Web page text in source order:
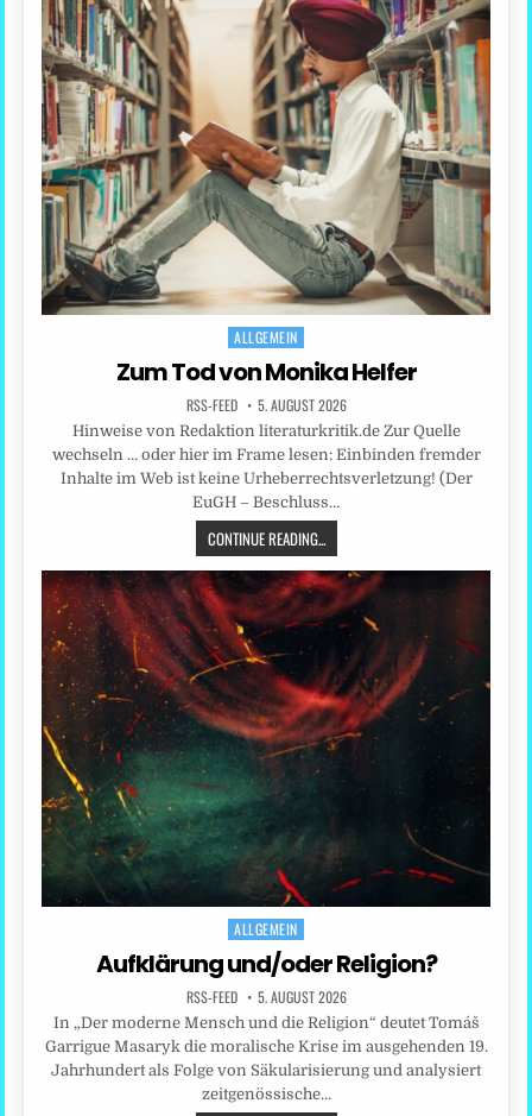
Posted
ALLGEMEIN
Zum Tod von Monika Helfer
RSS-FEED 5. AUGUST 2026
Hinweise von Redaktion literaturkritik.de Zur Quelle
wechseln … oder hier im Frame lesen: Einbinden fremder
Inhalte im Web ist keine Urheberrechtsverletzung! (Der
EuGH – Beschluss…
CONTINUE READING...
Posted
ALLGEMEIN
Aufklärung und/oder Religion?
RSS-FEED 5. AUGUST 2026
In „Der moderne Mensch und die Religion“ deutet Tomáš
Garrigue Masaryk die moralische Krise im ausgehenden 19.
Jahrhundert als Folge von Säkularisierung und analysiert
zeitgenössische…